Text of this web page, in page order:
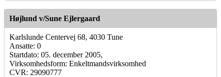
Højlund v/Sune Ejlergaard
Karlslunde Centervej 68, 4030 Tune
Ansatte: 0
Startdato: 05. december 2005,
Virksomhedsform: Enkeltmandsvirksomhed
CVR: 29090777